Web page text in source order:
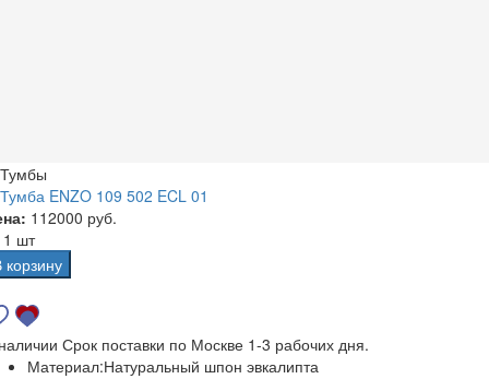
Тумбы
Тумба ENZO 109 502 ECL 01
112000 руб.
1 шт
корзину
Срок поставки по Москве 1-3 рабочих дня.
Материал:Натуральный шпон эвкалипта